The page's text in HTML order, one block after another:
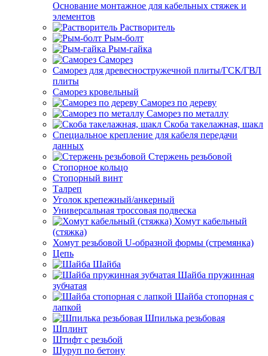
Основание монтажное для кабельных стяжек и
элементов
Растворитель
Рым-болт
Рым-гайка
Саморез
Саморез для древесностружечной плиты/ГСК/ГВЛ
плиты
Саморез кровельный
Саморез по дереву
Саморез по металлу
Скоба такелажная, шакл
Специальное крепление для кабеля передачи
данных
Стержень резьбовой
Стопорное кольцо
Стопорный винт
Талреп
Уголок крепежный/анкерный
Универсальная троссовая подвеска
Хомут кабельный
(стяжка)
Хомут резьбовой U-образной формы (стремянка)
Цепь
Шайба
Шайба пружинная
зубчатая
Шайба стопорная с
лапкой
Шпилька резьбовая
Шплинт
Штифт с резьбой
Шуруп по бетону